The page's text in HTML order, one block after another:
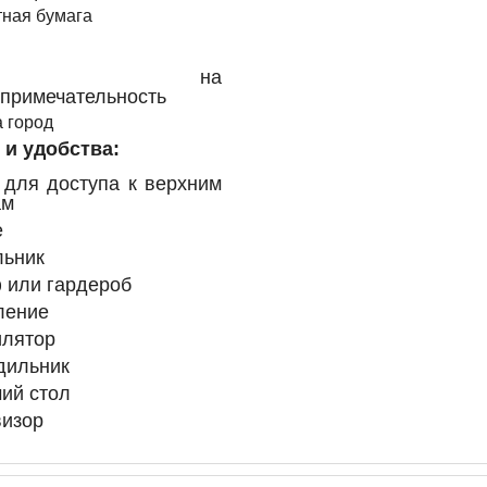
бумага
на
город
удобства:
доступа к верхним
гардероб
стол